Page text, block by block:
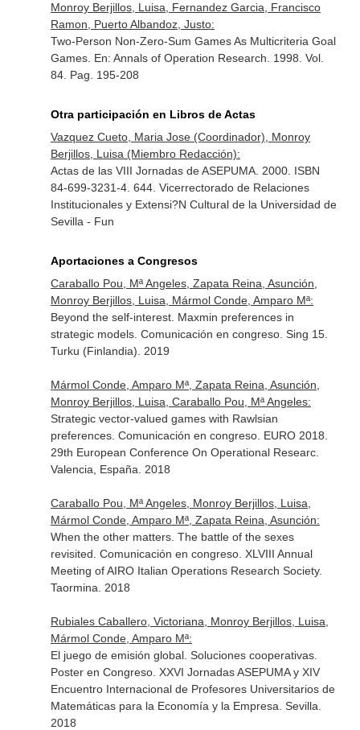
Monroy Berjillos, Luisa, Fernandez Garcia, Francisco
Ramon, Puerto Albandoz, Justo:
Two-Person Non-Zero-Sum Games As Multicriteria Goal
Games. En: Annals of Operation Research . 1998. Vol.
84. Pag. 195-208
Otra participación en Libros de Actas
Vazquez Cueto, Maria Jose (Coordinador), Monroy
Berjillos, Luisa (Miembro Redacción):
Actas de las VIII Jornadas de ASEPUMA. 2000. ISBN
84-699-3231-4. 644. Vicerrectorado de Relaciones
Institucionales y Extensi?N Cultural de la Universidad de
Sevilla - Fun
Aportaciones a Congresos
Caraballo Pou, Mª Angeles, Zapata Reina, Asunción,
Monroy Berjillos, Luisa, Mármol Conde, Amparo Mª:
Beyond the self-interest. Maxmin preferences in
strategic models. Comunicación en congreso. Sing 15.
Turku (Finlandia). 2019
Mármol Conde, Amparo Mª, Zapata Reina, Asunción,
Monroy Berjillos, Luisa, Caraballo Pou, Mª Angeles:
Strategic vector-valued games with Rawlsian
preferences. Comunicación en congreso. EURO 2018.
29th European Conference On Operational Researc.
Valencia, España. 2018
Caraballo Pou, Mª Angeles, Monroy Berjillos, Luisa,
Mármol Conde, Amparo Mª, Zapata Reina, Asunción:
When the other matters. The battle of the sexes
revisited. Comunicación en congreso. XLVIII Annual
Meeting of AIRO Italian Operations Research Society.
Taormina. 2018
Rubiales Caballero, Victoriana, Monroy Berjillos, Luisa,
Mármol Conde, Amparo Mª:
El juego de emisión global. Soluciones cooperativas.
Poster en Congreso. XXVI Jornadas ASEPUMA y XIV
Encuentro Internacional de Profesores Universitarios de
Matemáticas para la Economía y la Empresa. Sevilla.
2018